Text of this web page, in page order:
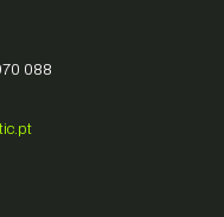
088